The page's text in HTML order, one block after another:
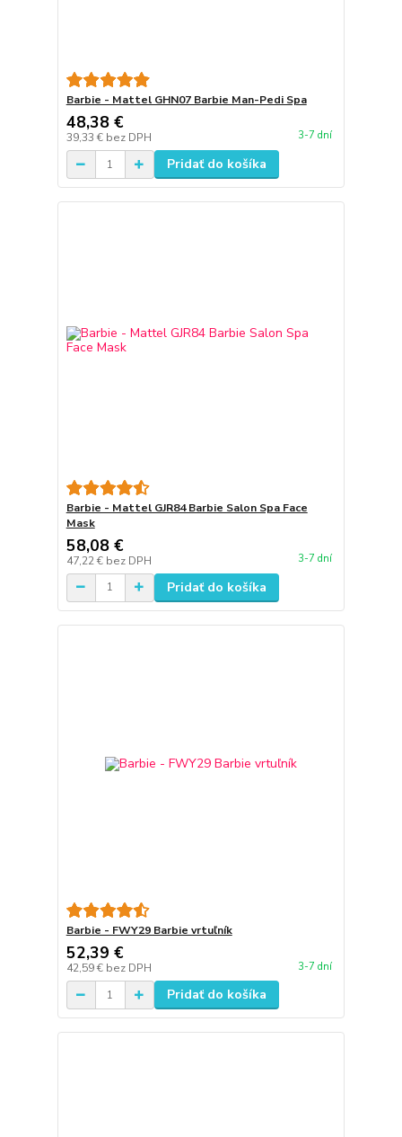
Barbie - Mattel GHN07 Barbie Man-Pedi Spa
48,38 €
39,33 € bez DPH 3-7 dní
Pridať do košíka
Barbie - Mattel GJR84 Barbie Salon Spa Face
Mask
58,08 €
47,22 € bez DPH 3-7 dní
Pridať do košíka
Barbie - FWY29 Barbie vrtuľník
52,39 €
42,59 € bez DPH 3-7 dní
Pridať do košíka